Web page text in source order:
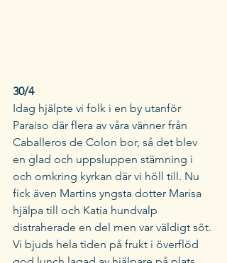
30/4
Idag hjälpte vi folk i en by utanför
Paraiso där flera av våra vänner från
Caballeros de Colon bor, så det blev
en glad och uppsluppen stämning i
och omkring kyrkan där vi höll till. Nu
fick även Martins yngsta dotter Marisa
hjälpa till och Katia hundvalp
distraherade en del men var väldigt söt.
Vi bjuds hela tiden på frukt i överflöd